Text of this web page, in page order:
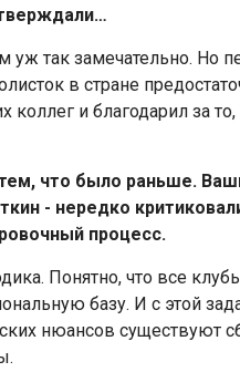
уж так замечательно. Но
в стране
коллег и благодарил за
что было раньше.
- нередко
процесс.
Понятно, что все
базу. И с этой
нюансов существуют